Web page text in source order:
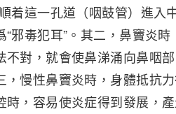
着這一孔道（咽鼓管）進入
“邪毒犯耳”。其二，鼻竇炎
不對，就會使鼻涕涌向鼻咽
，慢性鼻竇炎時，身體抵抗
時，容易使炎症得到發展，